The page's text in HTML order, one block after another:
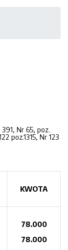
Nr 65, poz.
poz.1315, Nr 123
KWOTA
78.000
78.000